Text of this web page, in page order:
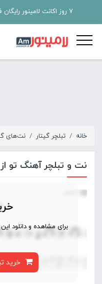
7 روز اکانت لامینور رایگان فقط با ثبت نام در سایت
خانه تبلچر گیتار نت‌های
نت و تبلچر آهنگ تو
برای مشاهده و دانلود